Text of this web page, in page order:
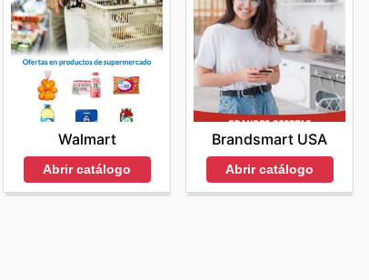
Walmart
Abrir catálogo
Brandsmart USA
Abrir catálogo